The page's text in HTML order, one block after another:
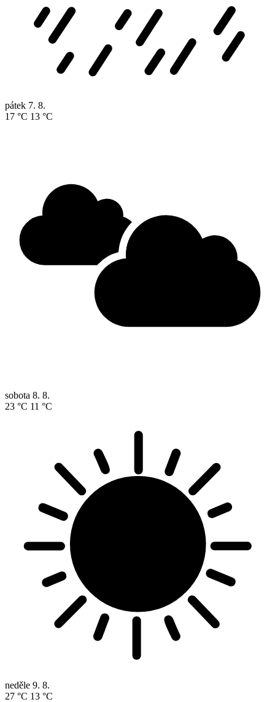
pátek 7. 8.
17 °C 13 °C
sobota 8. 8.
23 °C 11 °C
neděle 9. 8.
27 °C 13 °C